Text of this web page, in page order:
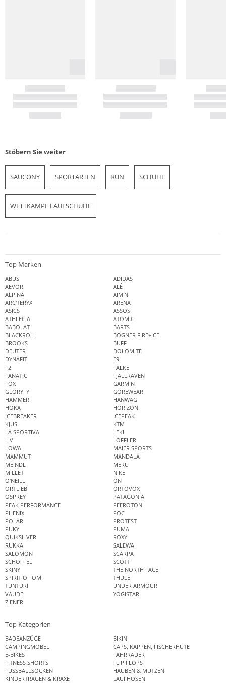
Stöbern Sie weiter
SAUCONY SPORTARTEN RUN SCHUHE
WETTKAMPF LAUFSCHUHE
Top Marken
ABUS
ADIDAS
AEVOR
ALÉ
ALPINA
AIM'N
ARC'TERYX
ARENA
ASICS
ASSOS
ATHLECIA
ATOMIC
BABOLAT
BARTS
BLACKROLL
BOGNER FIRE+ICE
BROOKS
BUFF
DEUTER
DOLOMITE
DYNAFIT
E9
F2
FALKE
FANATIC
FJÄLLRÄVEN
FOX
GARMIN
GLORYFY
GOREWEAR
HAMMER
HANWAG
HOKA
HORIZON
ICEBREAKER
ICEPEAK
KJUS
KTM
LA SPORTIVA
LEKI
LIV
LÖFFLER
LOWA
MAIER SPORTS
MAMMUT
MANDALA
MEINDL
MERU
MILLET
NIKE
O'NEILL
ON
ORTLIEB
ORTOVOX
OSPREY
PATAGONIA
PEAK PERFORMANCE
PEEROTON
PHENIX
POC
POLAR
PROTEST
PUKY
PUMA
QUIKSILVER
ROXY
RUKKA
SALEWA
SALOMON
SCARPA
SCHÖFFEL
SCOTT
SKINY
THE NORTH FACE
SPIRIT OF OM
THULE
TUNTURI
UNDER ARMOUR
VAUDE
YOGISTAR
ZIENER
Top Kategorien
BADEANZÜGE
BIKINI
CAMPINGMÖBEL
CAPS, KAPPEN, FISCHERHÜTE
E-BIKES
FAHRRÄDER
FITNESS SHORTS
FLIP FLOPS
FUSSBALLSOCKEN
HAUBEN & MÜTZEN
KINDERTRAGEN & KRAXE
LAUFHOSEN